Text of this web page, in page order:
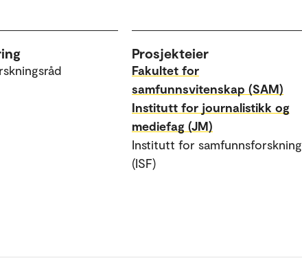
Prosjekteier
Fakultet for
samfunnsvitenskap (SAM)
Institutt for journalistikk og
mediefag (JM)
Institutt for samfunnsforskning
(ISF)